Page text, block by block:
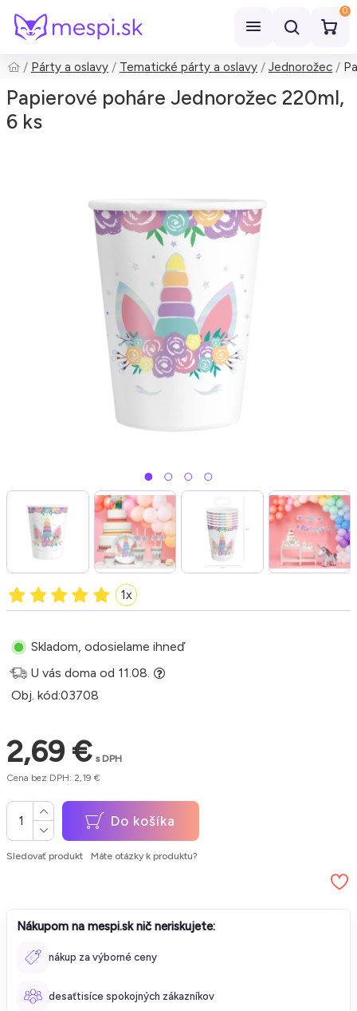
0
Hľadať
Párty a oslavy Tematické párty a oslavy Jednorožec
Papierové poháre Jednorožec 220ml,
6 ks
1x
2,69 € s DPH
Cena bez DPH: 2,19 €
Skladom, odosielame ihneď
U vás doma od 11.08.
Obj. kód:03708
Do košíka
Sledovať produkt Máte otázky k produktu?
Nákupom na mespi.sk nič neriskujete:
nákup za výborné ceny
desaťtisíce spokojných zákazníkov